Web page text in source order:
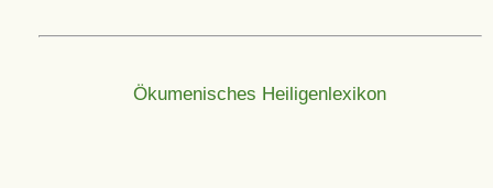
Ökumenisches Heiligenlexikon